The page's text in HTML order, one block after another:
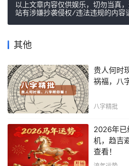
以上文章内容仅供娱乐，切勿当真
站有涉嫌抄袭侵权/违法违规的内容
其他
贵人何时
祸福，八
八字精批
2026年已
机，趋吉
查看！